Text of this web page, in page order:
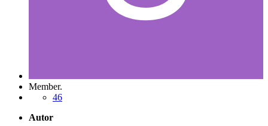
Member.
46
Autor